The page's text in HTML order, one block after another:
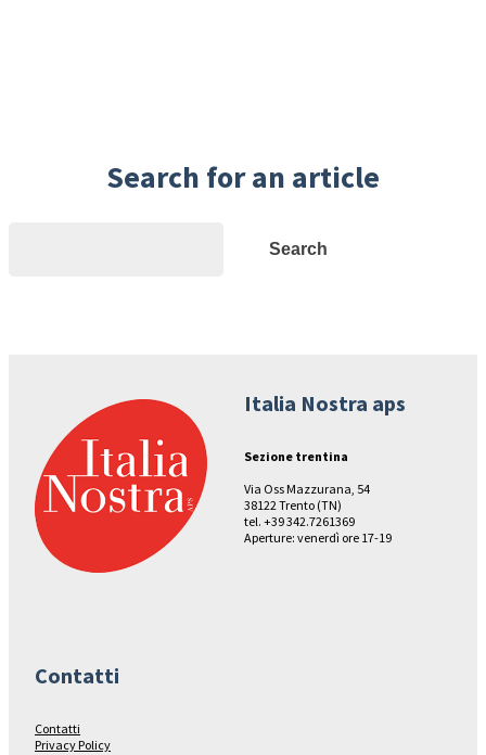
Search for an article
Search
Italia Nostra aps
Sezione trentina
Via Oss Mazzurana, 54
38122 Trento (TN)
tel. +39 342.7261369
Aperture: venerdì ore 17-19
Contatti
Contatti
Privacy Policy